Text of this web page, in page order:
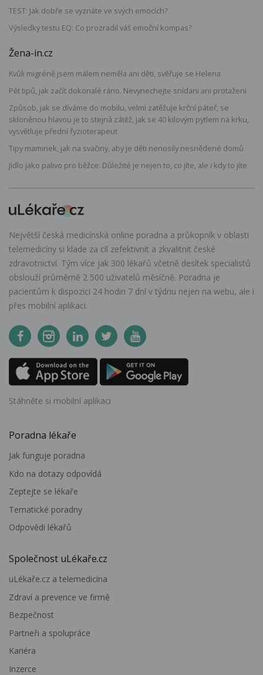
TEST: Jak dobře se vyznáte ve svých emocích?
Výsledky testu EQ: Co prozradil váš emoční kompas?
Žena-in.cz
Kvůli migréně jsem málem neměla ani děti, svěřuje se Helena
Pět tipů, jak začít dokonalé ráno. Nevynechejte snídani ani protažení
Způsob, jak se díváme do mobilu, velmi zatěžuje krční páteř, se
skloněnou hlavou je to stejná zátěž, jak se 40 kilovým pytlem na krku,
vysvětluje přední fyzioterapeut
Tipy maminek, jak na svačiny, aby je děti nenosily nesnědené domů
Jídlo jako palivo pro běžce: Důležité je nejen to, co jíte, ale i kdy to jíte
Největší česká medicínská online poradna a průkopník v oblasti
telemedicíny si klade za cíl zefektivnit a zkvalitnit české
zdravotnictví. Tým více jak 300 lékařů včetně desítek specialistů
obslouží průměrně 2 500 uživatelů měsíčně. Poradna je
pacientům k dispozici 24 hodin 7 dní v týdnu nejen na webu, ale i
přes mobilní aplikaci.
Stáhněte si mobilní aplikaci
Poradna lékaře
Jak funguje poradna
Kdo na dotazy odpovídá
Zeptejte se lékaře
Tematické poradny
Odpovědi lékařů
Společnost uLékaře.cz
uLékaře.cz a telemedicína
Zdraví a prevence ve firmě
Bezpečnost
Partneři a spolupráce
Kariéra
Inzerce